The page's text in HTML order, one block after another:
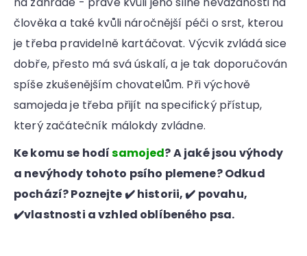
člověka a také kvůli náročnější péči o srst, kterou
je třeba pravidelně kartáčovat. Výcvik zvládá sice
dobře, přesto má svá úskalí, a je tak doporučován
spíše zkušenějším chovatelům. Při výchově
samojeda je třeba přijít na specifický přístup,
který začátečník málokdy zvládne.
Ke komu se hodísamojed? A jaké jsou výhody
a nevýhody tohoto psího plemene? Odkud
pochází? Poznejte ✔️ historii, ✔️ povahu,
✔️vlastnosti a vzhled oblíbeného psa.